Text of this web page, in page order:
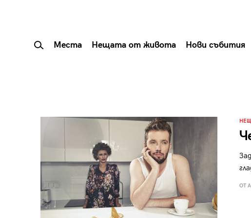
Места Нещата от живота Нови събития
ОТ